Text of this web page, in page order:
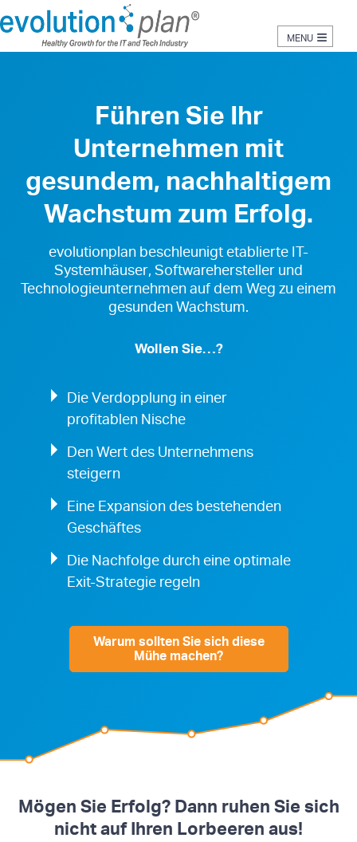
≡
Führen Sie Ihr
Unternehmen mit
gesundem, nachhaltigem
Wachstum zum Erfolg.
evolutionplan beschleunigt etablierte IT-
Systemhäuser, Softwarehersteller und
Technologieunternehmen auf dem Weg zu einem
gesunden Wachstum.
Wollen Sie…?
Die Verdopplung in einer
profitablen Nische
Den Wert des Unternehmens
steigern
Eine Expansion des bestehenden
Geschäftes
Die Nachfolge durch eine optimale
Exit-Strategie regeln
Warum sollten Sie sich diese
Mühe machen?
Mögen Sie Erfolg? Dann ruhen Sie sich
nicht auf Ihren Lorbeeren aus!